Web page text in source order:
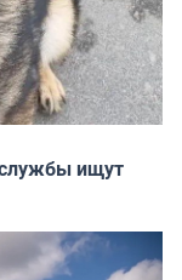
службы ищут